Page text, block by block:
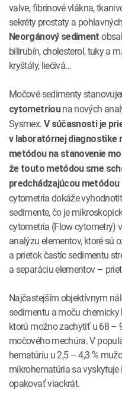
valve, fibrínové vlákna,
sekréty prostaty a
Neorgánový sediment
bilirubín, cholesterol, tuky a
kryštály, liečivá...
Močové sedimenty
cytometriouna nových
Sysmex. V súčasnosti je
v laboratórnej diagnostike
metódou na stanovenie
že touto metódou sme
predchádzajúcou metódou
cytometria dokáže
sedimente, čo je
cytometria (Flow cytometry)
analýzu elementov, ktoré sú
a prietok častíc sedimentu
a separáciu elementov –
Najčastejším objektívnym
sedimentu a moču
ktorú možno zachytiť u 68 –
močového mechúra. V
hematúriu u 2,5 – 4,3 %
mikrohematúria sa vyskytuje
opakovať viackrát.